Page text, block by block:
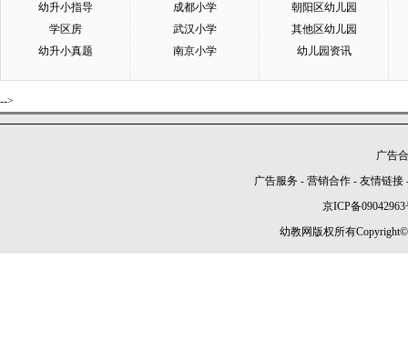
幼升小指导
学区房
幼升小真题
成都小学
武汉小学
南京小学
朝阳区幼儿园
其他区幼儿园
幼儿园资讯
-->
广告
广告服务 - 营销合作 - 友情链接
京ICP备09042963
幼教网版权所有